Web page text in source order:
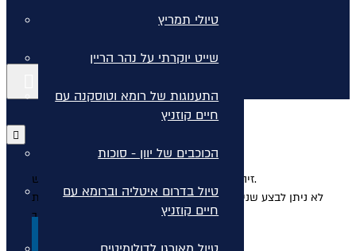
טיולי תמריץ
שייט יוקרתי על נהר הריין
התענוגות של רומא וטוסקנה עם
חיים קוזניץ
הכוכבים של יוון - סוכות
טיול בדרום איטליה וברומא עם
חיים קוזניץ
זיהינו שהמשכתם את התהליך באתר בחלון חדש.
לא ניתן לבצע שני תהליכים מקבילים בשני חלונות. אנא סגרו את
החלון בכדי להמשיך בתהליך.